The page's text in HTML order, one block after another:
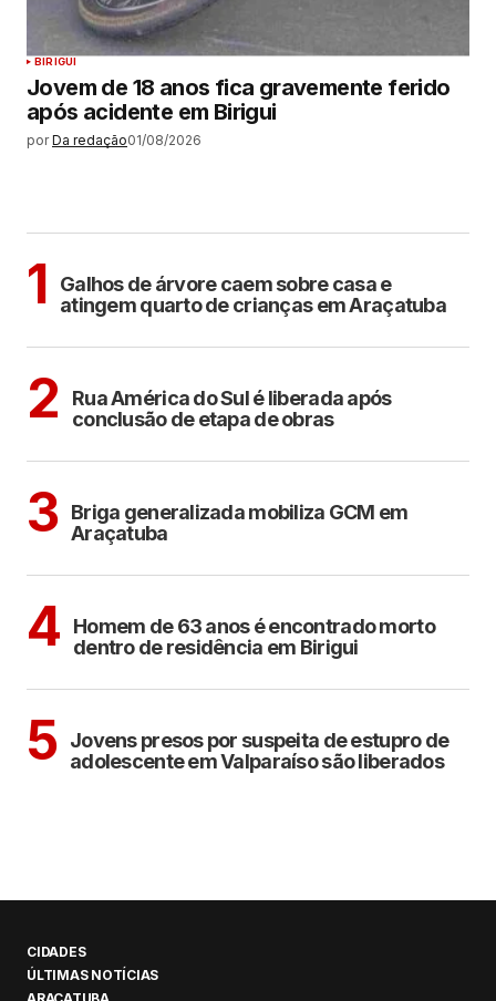
BIRIGUI
Jovem de 18 anos fica gravemente ferido
após acidente em Birigui
por Da redação01/08/2026
1
Galhos de árvore caem sobre casa e
atingem quarto de crianças em Araçatuba
2
Rua América do Sul é liberada após
conclusão de etapa de obras
3 Briga generalizada mobiliza GCM em
Araçatuba
4
Homem de 63 anos é encontrado morto
dentro de residência em Birigui
5 Jovens presos por suspeita de estupro de
adolescente em Valparaíso são liberados
CIDADES
ÚLTIMAS NOTÍCIAS